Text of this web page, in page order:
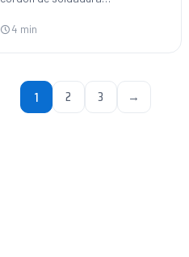
4 min
Paginación
de 1 2 3 →